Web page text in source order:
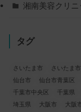
湘南美容クリニ
タグ
さいたま市 さいたま
仙台市
仙台市青葉区
千葉市中央区
千葉県
埼玉県
大阪市 大阪